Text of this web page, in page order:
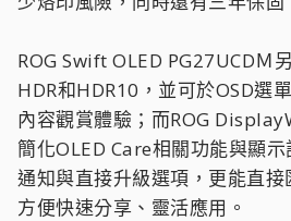
ROG Swift OLED PG27UCD
HDR和HDR10，並可於OSD選
內容觀賞體驗；而ROG
簡化OLED Care相關功能與顯
通知與直接升級選項，更能直接
方便快速分享、靈活應用。